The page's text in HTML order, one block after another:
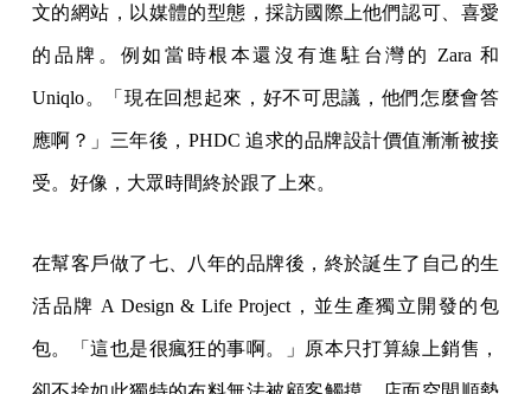
文的網站，以媒體的型態，採訪國際上他們認可、喜愛
的品牌。例如當時根本還沒有進駐台灣的 Zara 和
Uniqlo。「現在回想起來，好不可思議，他們怎麼會答
應啊？」三年後，PHDC 追求的品牌設計價值漸漸被接
受。好像，大眾時間終於跟了上來。
在幫客戶做了七、八年的品牌後，終於誕生了自己的生
活品牌 A Design & Life Project，並生產獨立開發的包
包。「這也是很瘋狂的事啊。」原本只打算線上銷售，